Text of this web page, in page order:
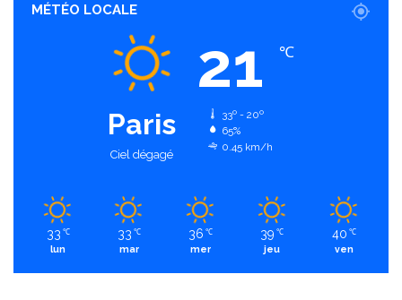
MÉTÉO LOCALE
Paris
Ciel dégagé
21 ℃
33º - 20º
65%
0.45 km/h
33 ℃
lun
33 ℃
mar
36 ℃
mer
39 ℃
jeu
40 ℃
ven